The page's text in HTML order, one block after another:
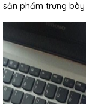
sản phẩm trưng